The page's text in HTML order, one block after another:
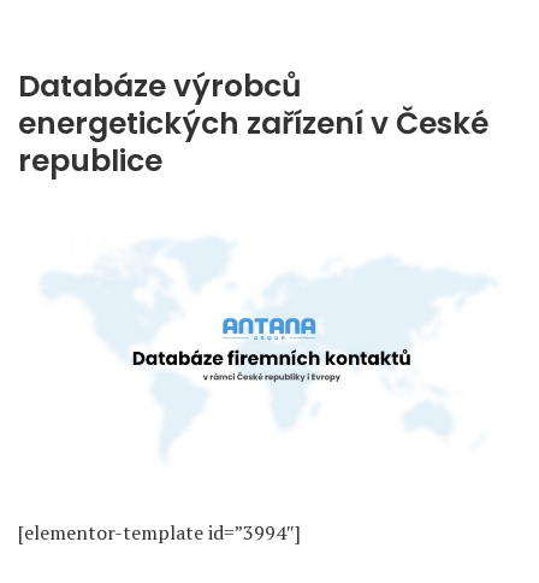
Databáze výrobců
energetických zařízení v České
republice
[elementor-template id=”3994″]